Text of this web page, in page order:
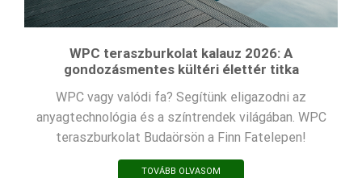
WPC teraszburkolat kalauz 2026: A
gondozásmentes kültéri élettér titka
WPC vagy valódi fa? Segítünk eligazodni az
anyagtechnológia és a színtrendek világában. WPC
teraszburkolat Budaörsön a Finn Fatelepen!
TOVÁBB OLVASOM